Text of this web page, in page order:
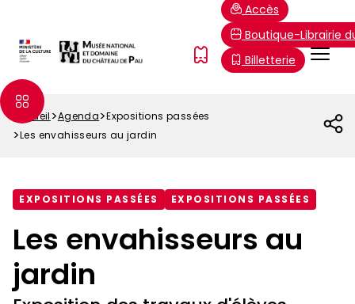
contenu
principal
Menu
FR
Accès
Boutique-Librairie
Billetterie
Fil
Accueil Agenda
Expositions passées
Les envahisseurs au jardin
EXPOSITIONS PASSÉES EXPOSITIONS PASSÉES
Les envahisseurs au
jardin